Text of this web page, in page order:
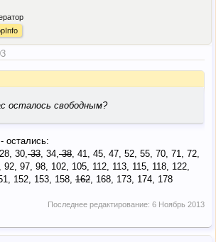
осталось свободным?
остались:
30, 33 , 34, 38 , 41, 45, 47, 52, 55, 70, 71, 72,
97, 98, 102, 105, 112, 113, 115, 118, 122,
152, 153, 158, 162 , 168, 173, 174, 178
Последнее редактирование: 6 Ноябрь 2013